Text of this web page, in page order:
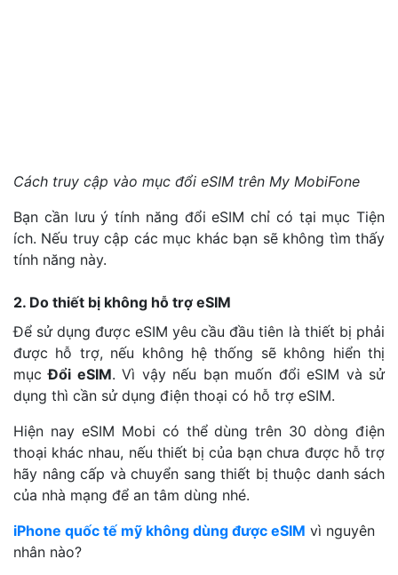
Cách truy cập vào mục đổi eSIM trên My MobiFone
Bạn cần lưu ý tính năng đổi eSIM chỉ có tại mục Tiện
ích. Nếu truy cập các mục khác bạn sẽ không tìm thấy
tính năng này.
2. Do thiết bị không hỗ trợ eSIM
Để sử dụng được eSIM yêu cầu đầu tiên là thiết bị phải
được hỗ trợ, nếu không hệ thống sẽ không hiển thị
mụcĐổi eSIM. Vì vậy nếu bạn muốn đổi eSIM và sử
dụng thì cần sử dụng điện thoại có hỗ trợ eSIM.
Hiện nay eSIM Mobi có thể dùng trên 30 dòng điện
thoại khác nhau, nếu thiết bị của bạn chưa được hỗ trợ
hãy nâng cấp và chuyển sang thiết bị thuộc danh sách
của nhà mạng để an tâm dùng nhé.
iPhone quốc tế mỹ không dùng được eSIM vì nguyên
nhân nào?